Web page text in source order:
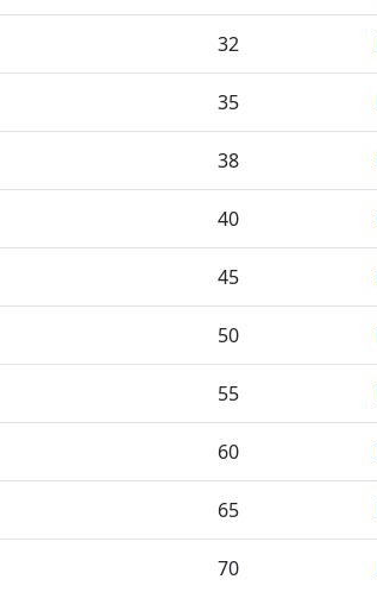
32
35
38
40
45
50
55
60
65
70